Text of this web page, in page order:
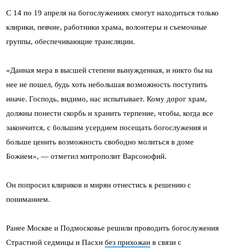
С 14 по 19 апреля на богослужениях смогут находиться только
клирики, певчие, работники храма, волонтеры и съемочные
группы, обеспечивающие трансляции.
«Данная мера в высшей степени вынужденная, и никто бы на
нее не пошел, будь хоть небольшая возможность поступить
иначе. Господь, видимо, нас испытывает. Кому дорог храм,
должны понести скорбь и хранить терпение, чтобы, когда все
закончится, с большим усердием посещать богослужения и
больше ценить возможность свободно молиться в доме
Божием», — отметил митрополит Варсонофий.
Он попросил клириков и мирян отнестись к решению с
пониманием.
Ранее Москве и Подмосковье решили проводить богослужения
Страстной седмицы и Пасхи без прихожан в связи с